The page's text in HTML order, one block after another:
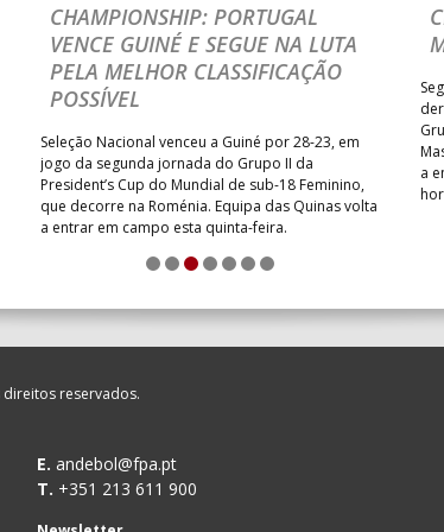
CCR/Proteu _ - _ SL BENFICA
_ - _ CF OS BELENENSES
CJ A. GARRETT /
_ - _ MADEIRA SAD
_ - _
CHAMPIONSHIP: PORTUGAL
VENCE GUINÉ E SEGUE NA LUTA
PELA MELHOR CLASSIFICAÇÃO
POSSÍVEL
Seleção Nacional venceu a Guiné por 28-23, em
jogo da segunda jornada do Grupo II da
President’s Cup do Mundial de sub-18 Feminino,
que decorre na Roménia. Equipa das Quinas volta
a entrar em campo esta quinta-feira.
a
1 2 3 4 5 6 7
reservados.
E. andebol@fpa.pt
T. +351 213 611 900